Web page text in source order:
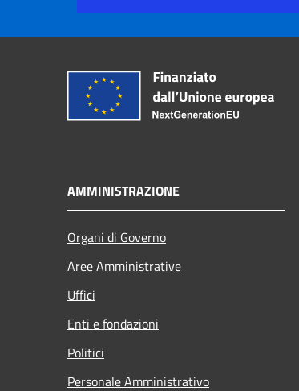
AMMINISTRAZIONE
Organi di Governo
Aree Amministrative
Uffici
Enti e fondazioni
Politici
Personale Amministrativo